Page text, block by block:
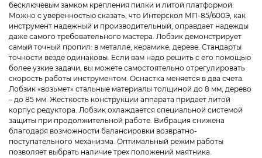
бесключевым замком крепления пилки и литой платформой.
Можно с уверенностью сказать, что Интерскол МП-85/600Э, как
инструмент надежный и производительный, оправдает надежды
даже самого требовательного мастера. Лобзик демонстрирует
самый точный пропил: в металле, керамике, дереве. Стандарты
точности везде одинаковы. Если вам надо решить с его помощью
более узкие задачи, вы можете самостоятельно отрегулировать
скорость работы инструментом. Оснастка меняется в два счета.
Лобзик «возьмет» стальные материалы толщиной до 8 мм, дерево
– до 85 мм. Жесткость конструкции аппарата придает литой
корпус редуктора. Лобзик охлаждается специальной системой
защиты при продолжительной работе. Вибрация снижена
благодаря возможности балансировки возвратно-
поступательного механизма. Оптимальный режим работы
позволяет выбрать наличие трех положений маятника.